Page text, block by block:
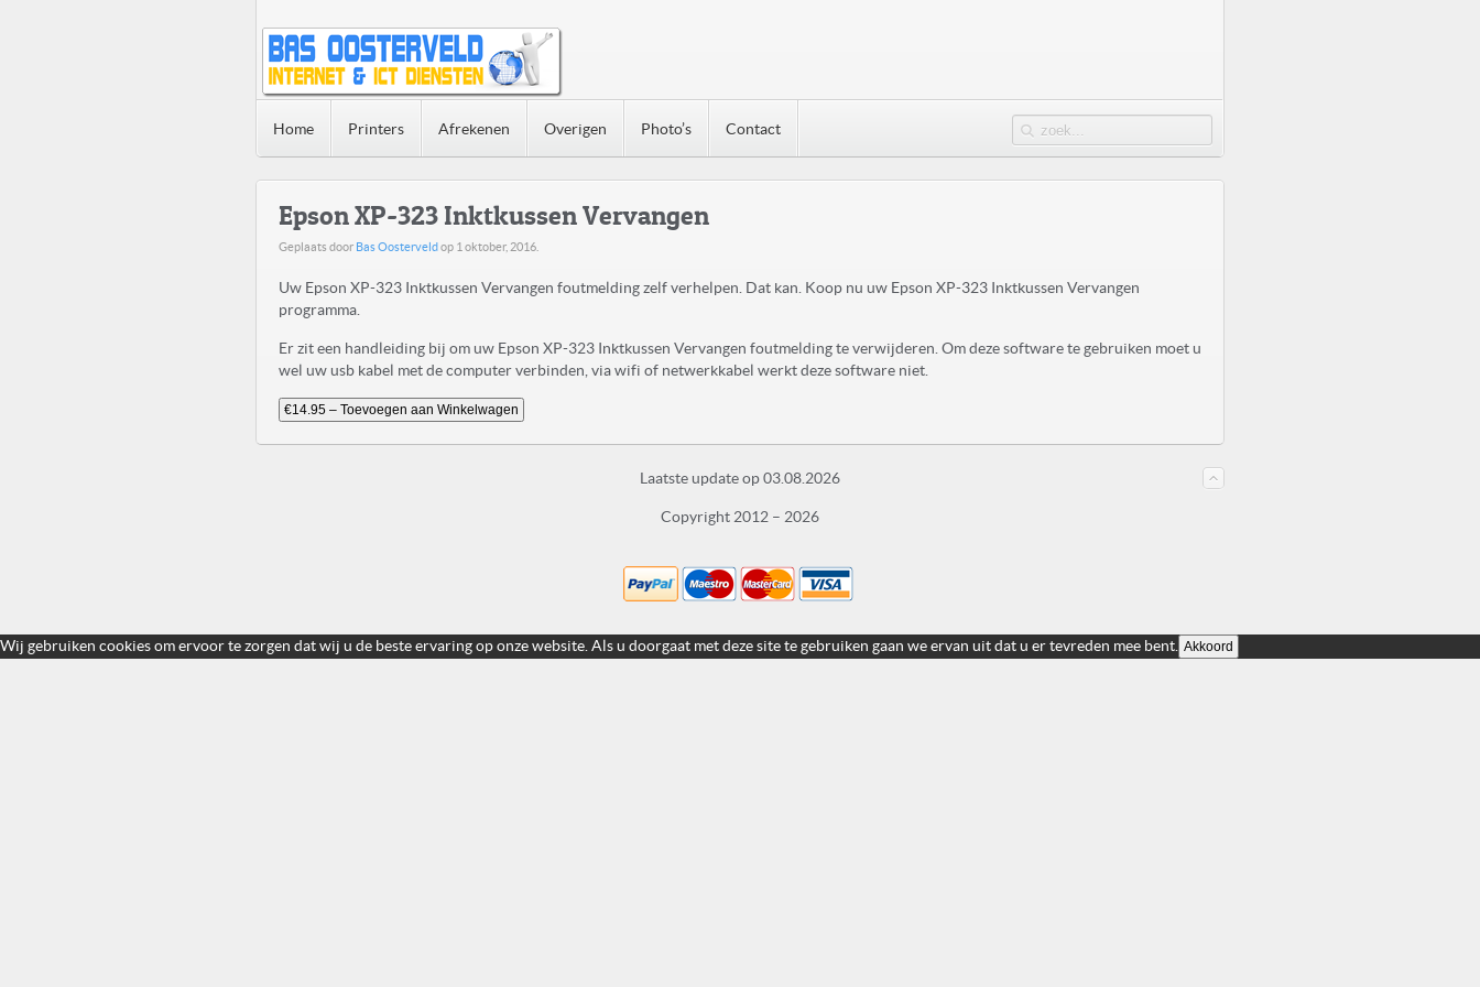
Home Printers Afrekenen Overigen Photo’s Contact
Epson XP-323 Inktkussen Vervangen
Geplaats door Bas Oosterveldop 1 oktober, 2016
Uw Epson XP-323 Inktkussen Vervangen foutmelding zelf verhelpen. Dat kan. Koop nu uw Epson XP-323 Inktkussen Vervangen
programma.
Er zit een handleiding bij om uw Epson XP-323 Inktkussen Vervangen foutmelding te verwijderen. Om deze software te gebruiken moet u
wel uw usb kabel met de computer verbinden, via wifi of netwerkkabel werkt deze software niet.
€14.95 – Toevoegen aan Winkelwagen
Laatste update op 03.08.2026
Copyright 2012 – 2026
Wij gebruiken cookies om ervoor te zorgen dat wij u de beste ervaring op onze website. Als u doorgaat met deze site te gebruiken gaan we ervan uit dat u er tevreden mee bent. Akkoord